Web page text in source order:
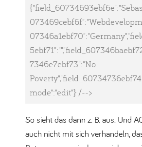
7346e7ebf73":"No
mode":"edit"} /-->
So sieht das dann z. B. aus. Und
auch nicht mit sich verhandeln,